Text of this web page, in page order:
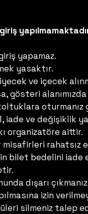
yapamaz.
yasaktır.
ve içecek
oturmanız
iade ve değişiklik
organizatöre aittir.
misafirleri
bilet bedelini iade
dışarı
izin
silmeniz talep